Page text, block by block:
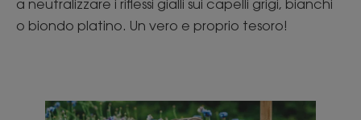
a neutralizzare i riflessi gialli sui capelli grigi, bianchi
o biondo platino. Un vero e proprio tesoro!
Scopri